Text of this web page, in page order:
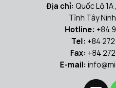
Địa chỉ: Quốc Lộ 1A
Tỉnh Tây
Hotline: +84
Tel: +84
Fax: +84
E-mail: